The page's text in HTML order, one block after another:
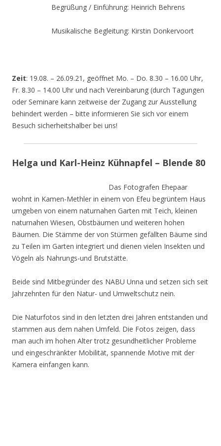
Begrüßung / Einführung: Heinrich Behrens
Musikalische Begleitung: Kirstin Donkervoort
Zeit: 19.08. – 26.09.21, geöffnet Mo. – Do. 8.30 – 16.00 Uhr,
Fr. 8.30 – 14.00 Uhr und nach Vereinbarung (durch Tagungen
oder Seminare kann zeitweise der Zugang zur Ausstellung
behindert werden – bitte informieren Sie sich vor einem
Besuch sicherheitshalber bei uns!
Helga und Karl-Heinz Kühnapfel – Blende 80
Das Fotografen Ehepaar
wohnt in Kamen-Methler in einem von Efeu begrüntem Haus
umgeben von einem naturnahen Garten mit Teich, kleinen
naturnahen Wiesen, Obstbäumen und weiteren hohen
Bäumen. Die Stämme der von Stürmen gefällten Bäume sind
zu Teilen im Garten integriert und dienen vielen Insekten und
Vögeln als Nahrungs-und Brutstätte.
Beide sind Mitbegründer des NABU Unna und setzen sich seit
Jahrzehnten für den Natur- und Umweltschutz nein.
Die Naturfotos sind in den letzten drei Jahren entstanden und
stammen aus dem nahen Umfeld. Die Fotos zeigen, dass
man auch im hohen Alter trotz gesundheitlicher Probleme
und eingeschränkter Mobilität, spannende Motive mit der
Kamera einfangen kann.